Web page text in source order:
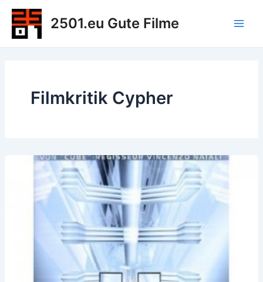
Zum
Inhalt
springen
2501.eu Gute Filme
Filmkritik Cypher